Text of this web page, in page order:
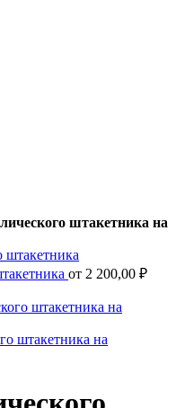
штакетника на
от 2 200,00 ₽
штакетника на